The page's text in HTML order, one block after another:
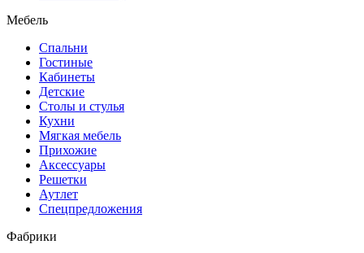
Мебель
Спальни
Гостиные
Кабинеты
Детские
Столы и стулья
Кухни
Мягкая мебель
Прихожие
Аксессуары
Решетки
Аутлет
Спецпредложения
Фабрики